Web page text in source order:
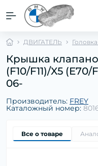
ДВИГАТЕЛЬ
Крышка
(F10/F11)/X5
06-
Производитель: FREY
Каталожный номер:
Все о товаре